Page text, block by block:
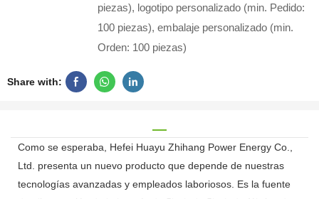
piezas), logotipo personalizado (min. Pedido:
100 piezas), embalaje personalizado (min.
Orden: 100 piezas)
Share with:
Como se esperaba, Hefei Huayu Zhihang Power Energy Co.,
Ltd. presenta un nuevo producto que depende de nuestras
tecnologías avanzadas y empleados laboriosos. Es la fuente